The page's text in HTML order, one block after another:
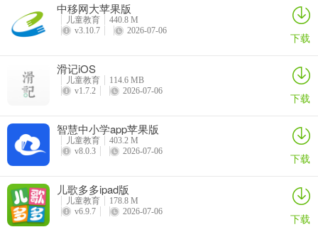
中移网大苹果版
儿童教育
440.8 M
v3.10.7
2026-07-06 下载
滑记iOS
儿童教育
114.6 MB
v1.7.2
2026-07-06 下载
智慧中小学app苹果版
儿童教育
403.2 M
v8.0.3
2026-07-06 下载
儿歌多多ipad版
儿童教育
178.8 M
v6.9.7
2026-07-06 下载